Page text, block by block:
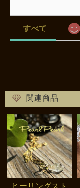
すべて
関連商品
ヒーリングスト